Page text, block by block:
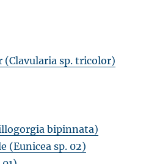
sp. tricolor)
bipinnata)
(Eunicea sp. 02)